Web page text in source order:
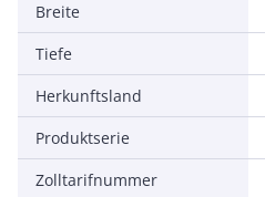
Breite
Tiefe
Herkunftsland
Produktserie
Zolltarifnummer